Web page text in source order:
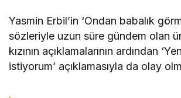
Yasmin Erbil’in ‘Ondan babalık
sözleriyle uzun süre gündem olan
kızının açıklamalarının ardından
istiyorum’ açıklamasıyla da olay